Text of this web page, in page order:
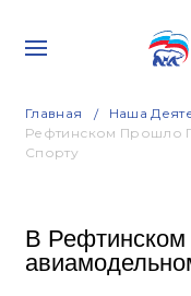
Главная Наша
Рефтинском Прошло
Спорту
В Рефтинском